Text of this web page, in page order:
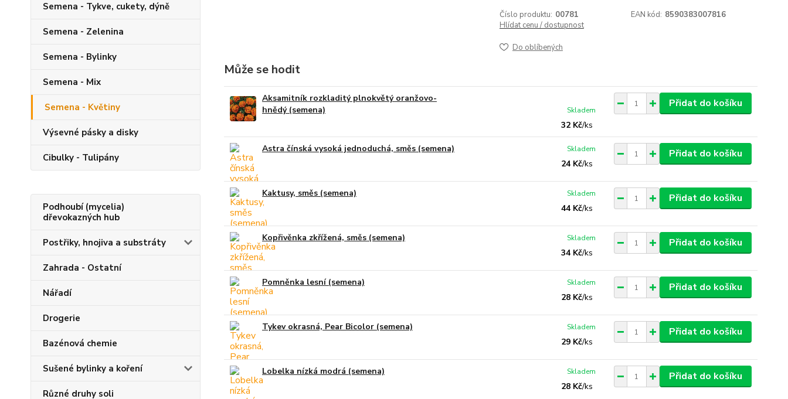
Semena - Tykve, cukety, dýně
Semena - Zelenina
Semena - Bylinky
Semena - Mix
Semena - Květiny
Výsevné pásky a disky
Cibulky - Tulipány
Podhoubí (mycelia)
dřevokazných hub
Postřiky, hnojiva a substráty
Zahrada - Ostatní
Nářadí
Drogerie
Bazénová chemie
Sušené bylinky a koření
Různé druhy soli
Číslo produktu: 00781 EAN kód: 8590383007816
Hlídat cenu / dostupnost
Do oblíbených
Může se hodit
Aksamitník rozkladitý plnokvětý oranžovo-
hnědý (semena)
32 Kč/ks
Skladem
Přidat do košíku
Astra čínská vysoká jednoduchá, směs (semena)
24 Kč/ks
Skladem Přidat do košíku
Kaktusy, směs (semena)
44 Kč/ks
Skladem Přidat do košíku
Kopřivěnka zkřížená, směs (semena)
34 Kč/ks
Skladem Přidat do košíku
Pomněnka lesní (semena)
28 Kč/ks
Skladem Přidat do košíku
Tykev okrasná, Pear Bicolor (semena)
29 Kč/ks
Skladem Přidat do košíku
Lobelka nízká modrá (semena)
28 Kč/ks
Skladem Přidat do košíku